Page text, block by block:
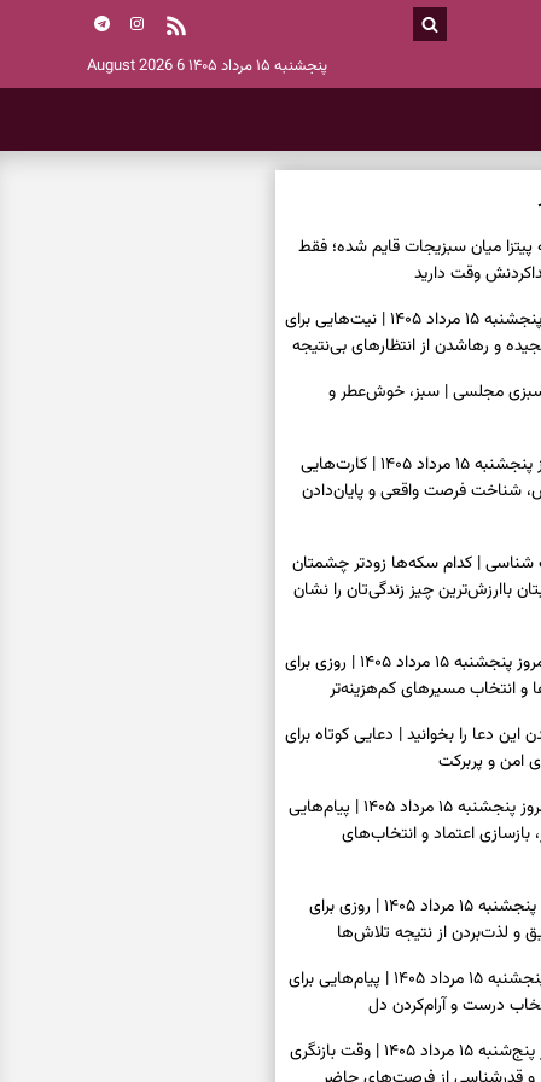
پنجشنبه ۱۵ مرداد ۱۴۰۵ 6 August 2026
پیتزا میان سبزیجات قایم شده؛ فقط
فال ابجد امروز پنجشنبه ۱۵ مرداد ۱۴۰۵ | نیت‌هایی برای
و رهاشدن از انتظارهای بی‌نتیجه
سبزی مجلسی | سبز، خوش‌عطر و
فال تاروت امروز پنجشنبه ۱۵ مرداد ۱۴۰۵ | کارت‌هایی
شناخت فرصت واقعی و پایان‌دادن
| کدام سکه‌ها زودتر چشمتان
باارزش‌ترین چیز زندگی‌تان را نشان
فال سرنوشت امروز پنجشنبه ۱۵ مرداد ۱۴۰۵ | روزی برای
و انتخاب مسیرهای کم‌هزینه‌تر
این دعا را بخوانید | دعایی کوتاه برای
امن و پربرکت
فال فرشتگان امروز پنجشنبه ۱۵ مرداد ۱۴۰۵ | پیام‌هایی
بازسازی اعتماد و انتخاب‌های
فال روزانه امروز پنجشنبه ۱۵ مرداد ۱۴۰۵ | روزی برای
و لذت‌بردن از نتیجه تلاش‌ها
فال انبیا امروز پنجشنبه ۱۵ مرداد ۱۴۰۵ | پیام‌هایی برای
درست و آرام‌کردن دل
فال حافظ امروز پنج‌شنبه ۱۵ مرداد ۱۴۰۵ | وقت بازنگری